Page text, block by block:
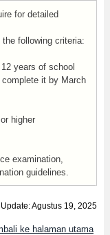
for detailed
following criteria:
years of school
it by March
higher
examination,
guidelines.
Agustus 19, 2025
ke halaman utama